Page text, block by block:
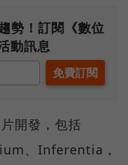
勢！訂閱《數位
動訊息
開發，包括
、Inferentia，